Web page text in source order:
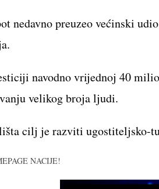
nedavno preuzeo većinski
navodno vrijednoj 40
velikog broja ljudi.
cilj je razviti ugostiteljsko-
NACIJE!